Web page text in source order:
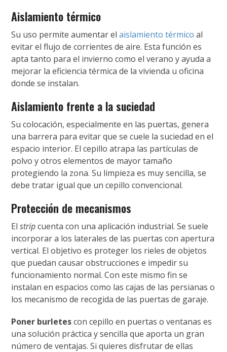
Aislamiento térmico
Su uso permite aumentar elaislamiento térmico al
evitar el flujo de corrientes de aire. Esta función es
apta tanto para el invierno como el verano y ayuda a
mejorar la eficiencia térmica de la vivienda u oficina
donde se instalan.
Aislamiento frente a la suciedad
Su colocación, especialmente en las puertas, genera
una barrera para evitar que se cuele la suciedad en el
espacio interior. El cepillo atrapa las partículas de
polvo y otros elementos de mayor tamaño
protegiendo la zona. Su limpieza es muy sencilla, se
debe tratar igual que un cepillo convencional.
Protección de mecanismos
Elstripcuenta con una aplicación industrial. Se suele
incorporar a los laterales de las puertas con apertura
vertical. El objetivo es proteger los rieles de objetos
que puedan causar obstrucciones e impedir su
funcionamiento normal. Con este mismo fin se
instalan en espacios como las cajas de las persianas o
los mecanismo de recogida de las puertas de garaje.
Poner burletescon cepillo en puertas o ventanas es
una solución práctica y sencilla que aporta un gran
número de ventajas. Si quieres disfrutar de ellas